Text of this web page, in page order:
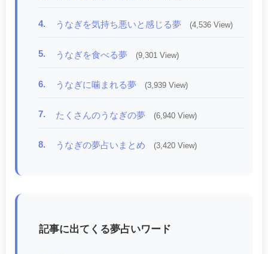
4. うなぎを気持ち悪いと感じる夢 (4,536 View)
5. うなぎを食べる夢 (9,301 View)
6. うなぎに噛まれる夢 (3,939 View)
7. たくさんのうなぎの夢 (6,940 View)
8. うなぎの夢占いまとめ (3,420 View)
記事に出てくる夢占いワード